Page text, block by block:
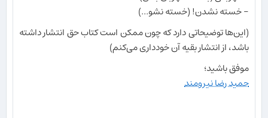
- خسته نشدن! (خسته نشو...)
(این‌ها توضیحاتی دارد که چون ممکن است کتاب حق انتشار داشته
باشد، از انتشار بقیه آن خودداری می‌کنم)
موفق باشید؛
حمید رضا نیرومند